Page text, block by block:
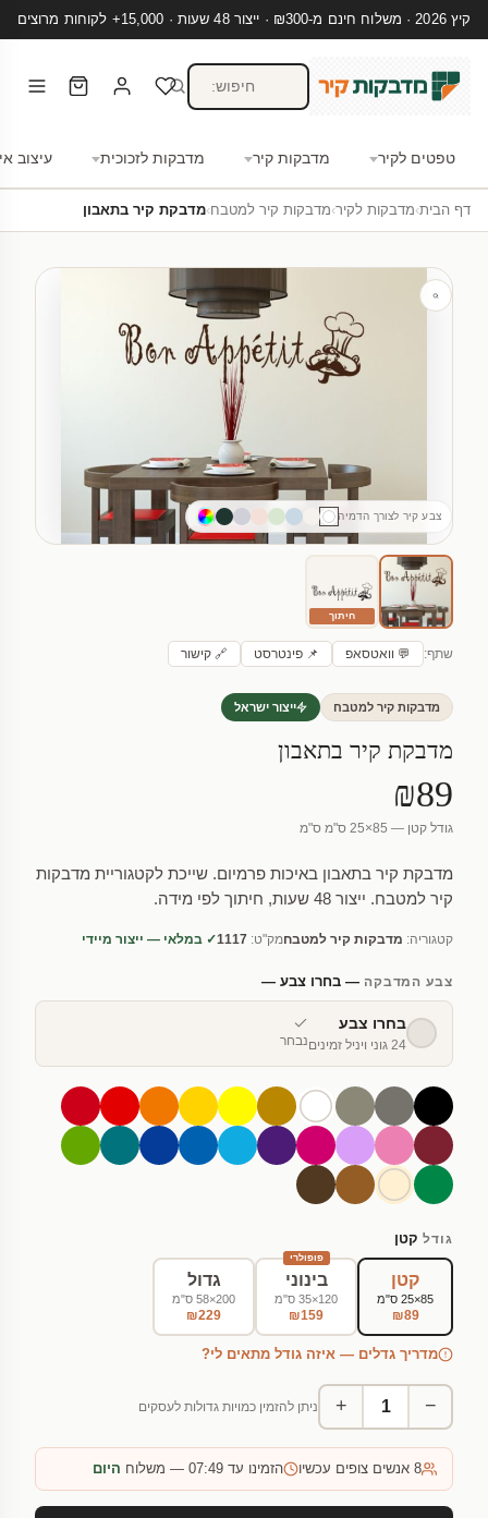
קיץ 2026 · משלוח חינם מ-₪300 · ייצור 48 שעות · 15,000+ לקוחות מרוצים
טפטים לקיר מדבקות קיר מדבקות לזכוכית עיצוב
דף הבית›מדבקות לקיר›מדבקות קיר למטבח›מדבקת קיר בתאבון
צבע קיר לצורך הדמיה
חיתוך
שתף: 💬 וואטסאפ 📌 פינטרסט 🔗 קישור
מדבקות קיר למטבח ייצור ישראל
מדבקת קיר בתאבון
₪89
גודל קטן — 85×25 ס"מ ס"מ
מדבקת קיר בתאבון באיכות פרמיום. שייכת לקטגוריית מדבקות
קיר למטבח. ייצור 48 שעות, חיתוך לפי מידה.
קטגוריה: מדבקות קיר למטבחמק"ט: 1117✓ במלאי — ייצור מיידי
צבע המדבקה— בחרו צבע —
בחרו צבע
24 גוני ויניל זמינים נבחר
גודל קטן
קטן
85×25 ס"מ
₪89
פופולרי
בינוני
120×35 ס"מ
₪159
גדול
200×58 ס"מ
₪229
מדריך גדלים — איזה גודל מתאים לי?
−
+ ניתן להזמין כמויות גדולות לעסקים
8 אנשים צופים עכשיו הזמינו עד 07:49 — משלוח היום